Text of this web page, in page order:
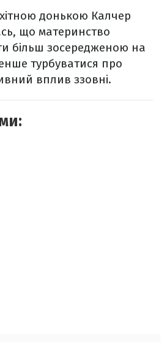
донькою Калчер
що материнство
більш зосередженою на
турбуватися про
вплив ззовні.